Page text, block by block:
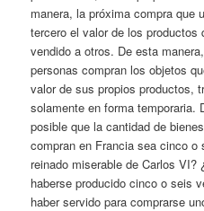
manera, la próxima compra que
tercero el valor de los productos
vendido a otros. De esta
personas compran los objetos
valor de sus propios productos,
solamente en forma temporaria.
posible que la cantidad de
compran en Francia sea cinco
reinado miserable de Carlos VI?
haberse producido cinco o seis
haber servido para comprarse